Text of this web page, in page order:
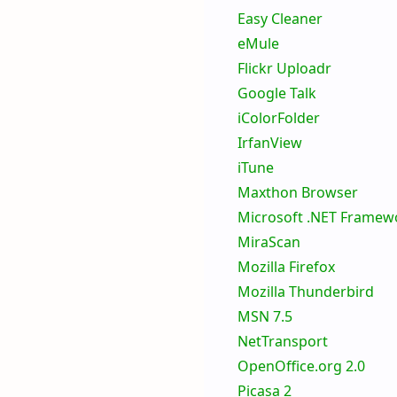
Easy Cleaner
eMule
Flickr Uploadr
Google Talk
iColorFolder
IrfanView
iTune
Maxthon Browser
Microsoft .NET
MiraScan
Mozilla Firefox
Mozilla Thunderbird
MSN 7.5
NetTransport
OpenOffice.org 2.0
Picasa 2